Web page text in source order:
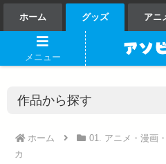
ホーム グッズ アニ
ホーム 01. アニメ・漫画
カ
メニュー